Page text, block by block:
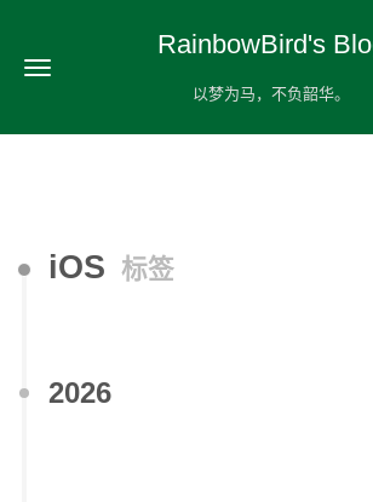
RainbowBird's
以梦为马，不负韶华。
iOS 标签
2026